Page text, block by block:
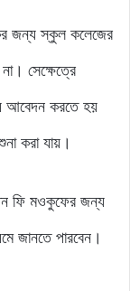
জন্য স্কুল কলেজের
সেক্ষেত্রে
আবেদন করতে হয়
করা যায়।
ফি মওকুফের জন্য
জানতে পারবেন।